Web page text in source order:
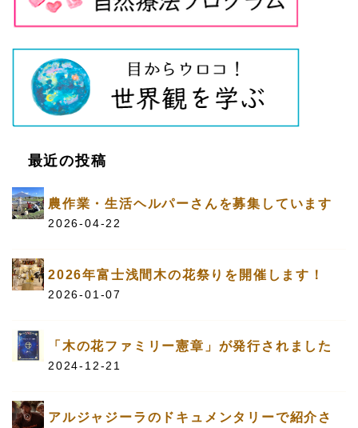
最近の投稿
農作業・生活ヘルパーさんを募集しています
2026-04-22
2026年富士浅間木の花祭りを開催します！
2026-01-07
「木の花ファミリー憲章」が発行されました
2024-12-21
アルジャジーラのドキュメンタリーで紹介さ